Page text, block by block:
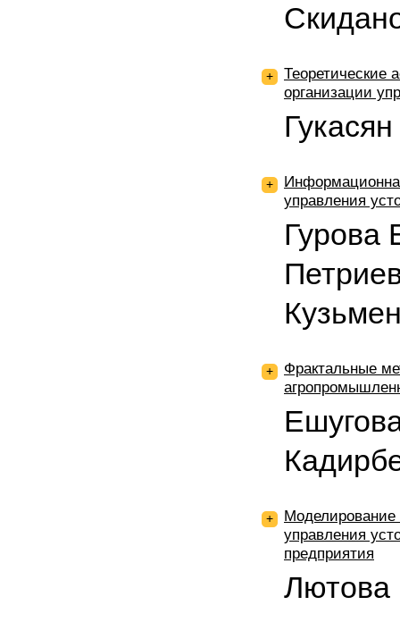
+
Теоретические
организации
+
управления
Гурова
+
Фрактальные
+
Моделирование
управления
предприятия
Лютова